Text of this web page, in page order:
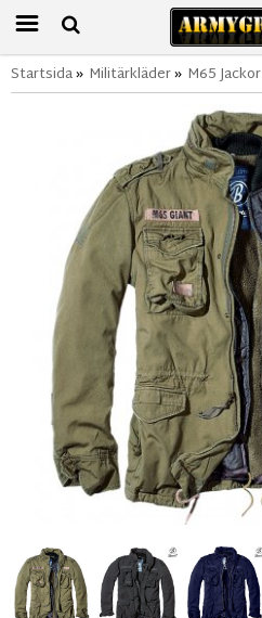
Startsida» Militärkläder» M65 Jackor